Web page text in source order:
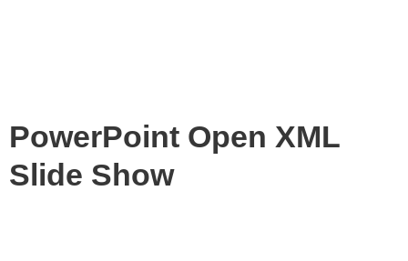
PowerPoint Open XML
Slide Show